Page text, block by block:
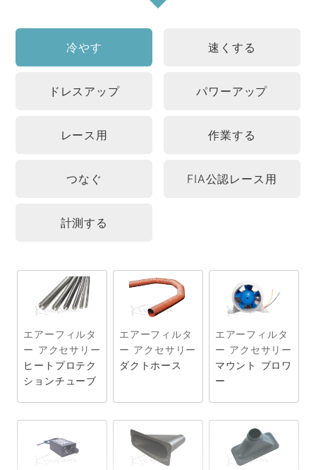
冷やす 速くする
ドレスアップ パワーアップ
レース用 作業する
つなぐ FIA公認レース用
計測する
エアーフィルタ
ー アクセサリー
ヒートプロテク
ションチューブ
エアーフィルタ
ー アクセサリー
ダクトホース
エアーフィルタ
ー アクセサリー
マウント ブロワ